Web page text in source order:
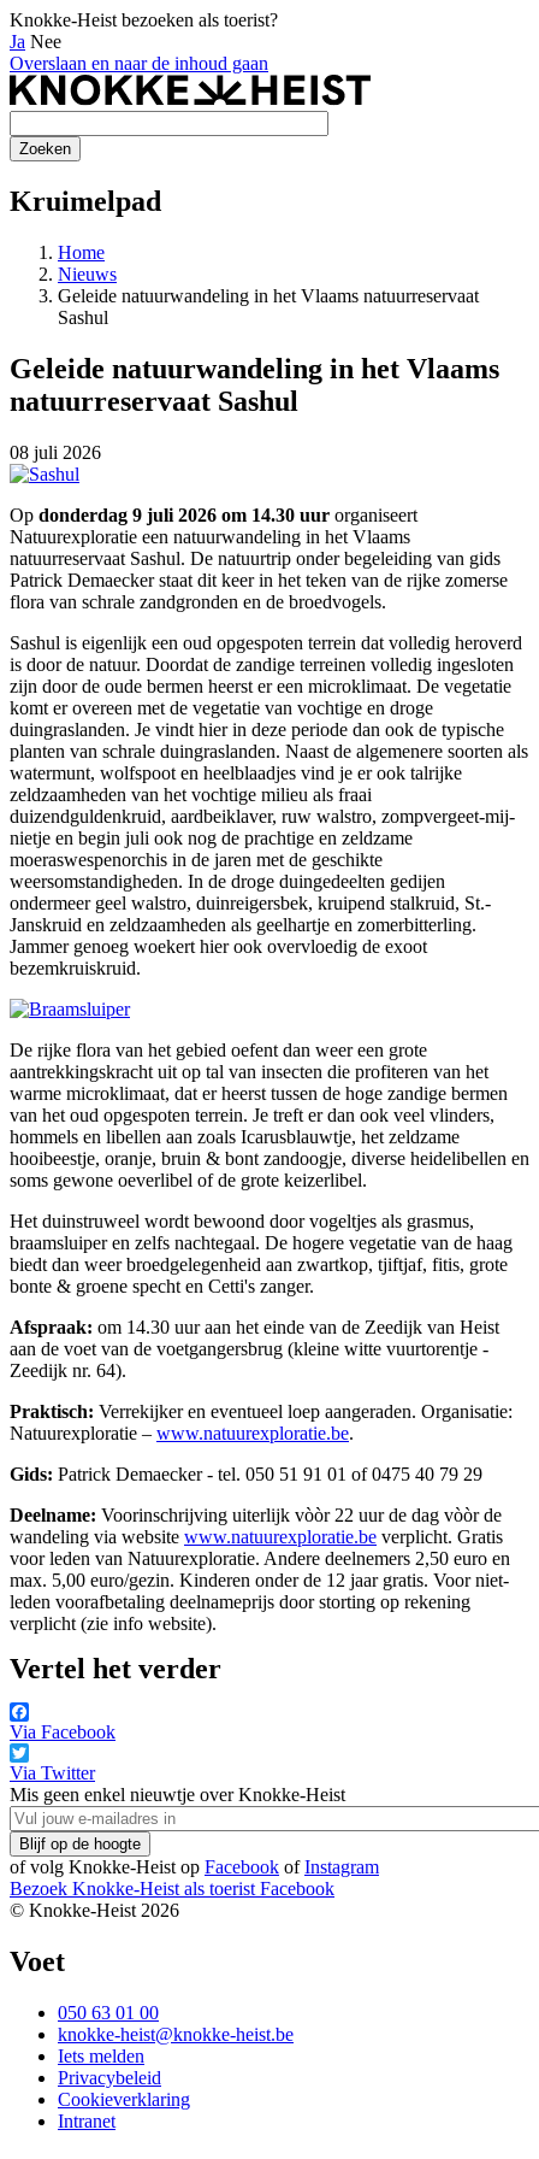
Knokke-Heist bezoeken als toerist?
Ja Nee
Overslaan en naar de inhoud gaan
Kruimelpad
Home
Nieuws
Geleide natuurwandeling in het Vlaams natuurreservaat
Sashul
Geleide natuurwandeling in het Vlaams
natuurreservaat Sashul
08 juli 2026
Op donderdag 9 juli 2026 om 14.30 uur organiseert
Natuurexploratie een natuurwandeling in het Vlaams
natuurreservaat Sashul. De natuurtrip onder begeleiding van gids
Patrick Demaecker staat dit keer in het teken van de rijke zomerse
flora van schrale zandgronden en de broedvogels.
Sashul is eigenlijk een oud opgespoten terrein dat volledig heroverd
is door de natuur. Doordat de zandige terreinen volledig ingesloten
zijn door de oude bermen heerst er een microklimaat. De vegetatie
komt er overeen met de vegetatie van vochtige en droge
duingraslanden. Je vindt hier in deze periode dan ook de typische
planten van schrale duingraslanden. Naast de algemenere soorten als
watermunt, wolfspoot en heelblaadjes vind je er ook talrijke
zeldzaamheden van het vochtige milieu als fraai
duizendguldenkruid, aardbeiklaver, ruw walstro, zompvergeet-mij-
nietje en begin juli ook nog de prachtige en zeldzame
moeraswespenorchis in de jaren met de geschikte
weersomstandigheden. In de droge duingedeelten gedijen
ondermeer geel walstro, duinreigersbek, kruipend stalkruid, St.-
Janskruid en zeldzaamheden als geelhartje en zomerbitterling.
Jammer genoeg woekert hier ook overvloedig de exoot
bezemkruiskruid.
De rijke flora van het gebied oefent dan weer een grote
aantrekkingskracht uit op tal van insecten die profiteren van het
warme microklimaat, dat er heerst tussen de hoge zandige bermen
van het oud opgespoten terrein. Je treft er dan ook veel vlinders,
hommels en libellen aan zoals Icarusblauwtje, het zeldzame
hooibeestje, oranje, bruin & bont zandoogje, diverse heidelibellen en
soms gewone oeverlibel of de grote keizerlibel.
Het duinstruweel wordt bewoond door vogeltjes als grasmus,
braamsluiper en zelfs nachtegaal. De hogere vegetatie van de haag
biedt dan weer broedgelegenheid aan zwartkop, tjiftjaf, fitis, grote
bonte & groene specht en Cetti's zanger.
Afspraak: om 14.30 uur aan het einde van de Zeedijk van Heist
aan de voet van de voetgangersbrug (kleine witte vuurtorentje -
Zeedijk nr. 64).
Praktisch: Verrekijker en eventueel loep aangeraden. Organisatie:
Natuurexploratie – www.natuurexploratie.be.
Gids: Patrick Demaecker - tel. 050 51 91 01 of 0475 40 79 29
Deelname: Voorinschrijving uiterlijk vòòr 22 uur de dag vòòr de
wandeling via website www.natuurexploratie.be verplicht. Gratis
voor leden van Natuurexploratie. Andere deelnemers 2,50 euro en
max. 5,00 euro/gezin. Kinderen onder de 12 jaar gratis. Voor niet-
leden voorafbetaling deelnameprijs door storting op rekening
verplicht (zie info website).
Vertel het verder
Via Facebook
Via Twitter
Mis geen enkel nieuwtje over Knokke-Heist
of volg Knokke-Heist op Facebook ofInstagram
Bezoek Knokke-Heist als toerist Facebook
© Knokke-Heist 2026
Voet
050 63 01 00
knokke-heist@knokke-heist.be
Iets melden
Privacybeleid
Cookieverklaring
Intranet